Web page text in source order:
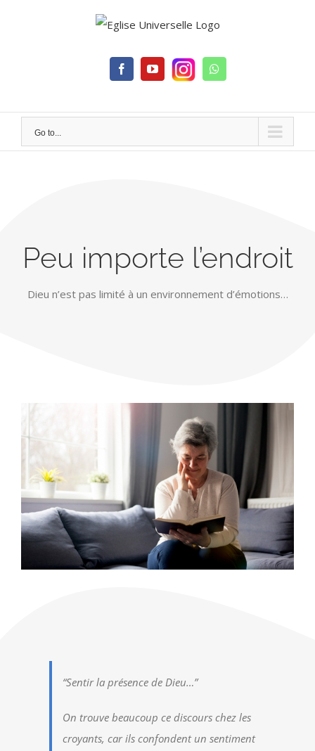
FacebookYouTube
Go to...
Peu importe l’endroit
Dieu n’est pas limité à un environnement d’émotions…
“Sentir la présence de Dieu…”
On trouve beaucoup ce discours chez les
croyants, car ils confondent un sentiment